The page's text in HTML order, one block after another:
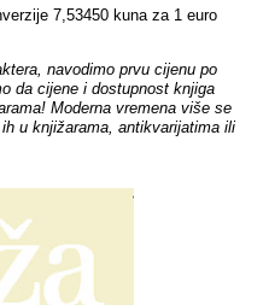
7,53450 kuna za 1 euro
navodimo prvu cijenu po
da cijene i dostupnost knjiga
Moderna vremena više se
u knjižarama, antikvarijatima ili